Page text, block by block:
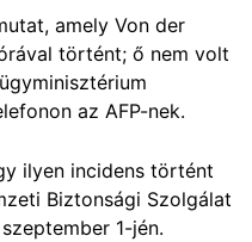
amely Von der
történt; ő nem volt
az AFP-nek.
ilyen incidens történt
Biztonsági Szolgálat
1-jén.